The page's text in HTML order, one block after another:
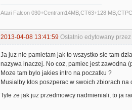
Atari Falcon 030+Centram14MB,CT63+128
2013-04-08 13:41:59 Ostatnio edytowany
Ja juz nie pamietam jak to wszystko sie tam
nazywa inaczej. No coz, pamiec jest zawodna
Moze tam bylo jakies intro na poczatku ?
Musialby ktos poszperac w swoich zbiorach
Tyle ze jak juz przedmowcy nadmieniali, to ja